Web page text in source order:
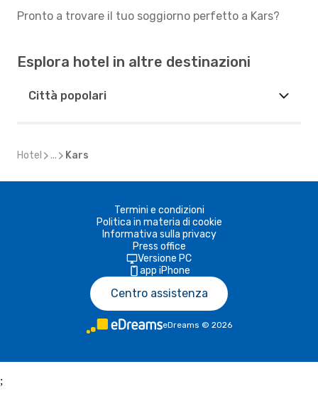
Pronto a trovare il tuo soggiorno perfetto a Kars?
Esplora hotel in altre destinazioni
Città popolari
Hotel ... Kars
Termini e condizioni
Politica in materia di cookie
Informativa sulla privacy
Press office
Versione PC
app iPhone
Centro assistenza
eDreams © 2026
;